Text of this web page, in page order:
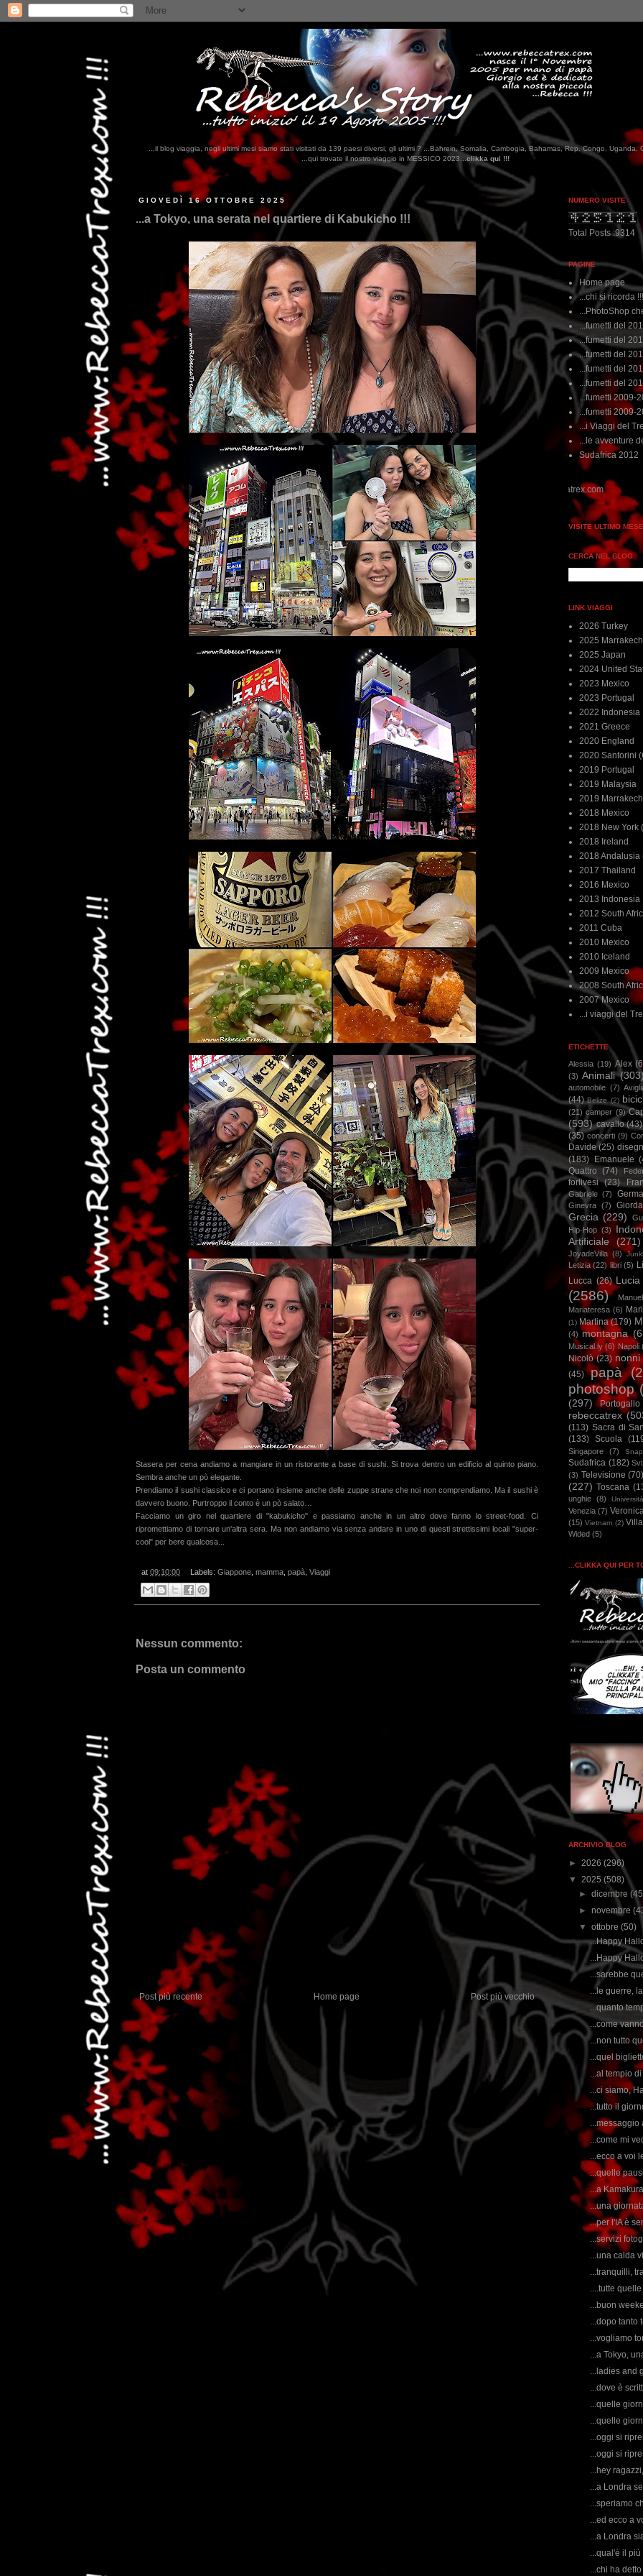
...il blog viaggia, negli ultimi mesi siamo stati visitati da 139 paesi diversi, gli ultimi ? ...Bahrein, Somalia, Cambogia, Bahamas, Rep. Congo, Uganda,
...qui trovate il nostro viaggio in MESSICO 2023...clikka qui !!!
GIOVEDÌ 16 OTTOBRE 2025
...a Tokyo, una serata nel quartiere di Kabukicho !!!
Stasera per cena andiamo a mangiare in un ristorante a base disushi . Si trova dentro un edificio al quinto piano.
Sembra anche un pò elegante.
Prendiamo il sushi classico e ci portano insieme anche delle zuppe straneche noi non comprendiamo. Ma il sushi è
davvero buono. Purtroppo il conto è un pò salato…
Facciamo un giro nel quartiere di "kabukicho" e passiamo anche in un altro dove fanno lostreet-food . Ci
ripromettiamo di tornare un'altra sera. Ma non andiamo via senza andare in uno di questi strettissimi locali "super-
cool" per bere qualcosa...
at 09:10:00 Labels: Giappone, mamma, papà, Viaggi
Nessun commento:
Posta un commento
Post più recente Post più vecchio
Home page
NUMERO VISITE
Total Posts :9314
PAGINE
Home page
...chi si ricorda !!!
...PhotoShop
...fumetti del
...fumetti del
...fumetti del
...fumetti del
...fumetti del
...fumetti 2009-
...fumetti 2009-
...i Viaggi del
...le avventure
Sudafrica 2012
VISITE ULTIMO MESE
CERCA NEL BLOG
LINK VIAGGI
2026 Turkey
2025
2025 Japan
2024 United
2023 Mexico
2023 Portugal
2022 Indonesia
2021 Greece
2020 England
2020 Santorini
2019 Portugal
2019 Malaysia
2019
2018 Mexico
2018 New York
2018 Ireland
2018 Andalusia
2017 Thailand
2016 Mexico
2013 Indonesia
2012 South
2011 Cuba
2010 Mexico
2010 Iceland
2009 Mexico
2008 South
2007 Mexico
...i viaggi del
ETICHETTE
Alessia (19) Alex
(3) Animali
automobile (7)
(44) Belize (2)
(21) camper (9)
(593) cavallo (43)
(35) concerti (9)
Davide (25)
(183)
Emanuele
Quattro (74)
forlivesi (23)
Gabriele (7)
Ginevra (7)
Grecia (229)
Hip-Hop (3)
Artificiale
(271)
JoyadeVilla (8)
Letizia (22) libri (5)
Lucca (26) Lucia
(2586)
Mariateresa (6)
(1) Martina (179)
(4) montagna
Musical.ly (6) Napoli
Nicolò (23) nonni
(45) papà
photoshop
(297) Portogallo
rebeccatrex
(113) Sacra di
(133) Scuola
Singapore (7)
Sudafrica (182)
(3) Televisione
(227) Toscana
unghie (8)
Venezia (7)
(15) Vietnam (2)
Wided (5)
...CLIKKA QUI PER
ARCHIVIO BLOG
► 2026 (296)
▼ 2025 (508)
►dicembre
►novembre
▼ottobre(50)
...Happy
...Happy
...sarebbe
...le guerre,
...quanto
...come
...non tutto
...quel
...al tempio
...ci siamo,
...tutto il
...messaggio
...come mi
...ecco a voi
...quelle
...a
...una
...per l'IA è
...servizi
...una calda
...tranquilli,
....tutte
...buon
...dopo tanto
...vogliamo
...a Tokyo,
...ladies and
...dove è
...quelle
...quelle
...oggi si
...oggi si
...hey
...a Londra
...speriamo
...ed ecco a
...a Londra
...qual'è il
...chi ha